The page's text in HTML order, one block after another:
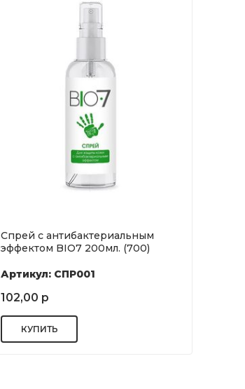
Спрей с антибактериальным
эффектом BIO7 200мл. (700)
Артикул: СПР001
102,00 р